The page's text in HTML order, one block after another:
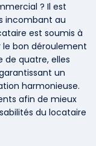
? Il est
incombant au
est soumis à
le bon déroulement
de quatre, elles
un
harmonieuse.
afin de mieux
du locataire